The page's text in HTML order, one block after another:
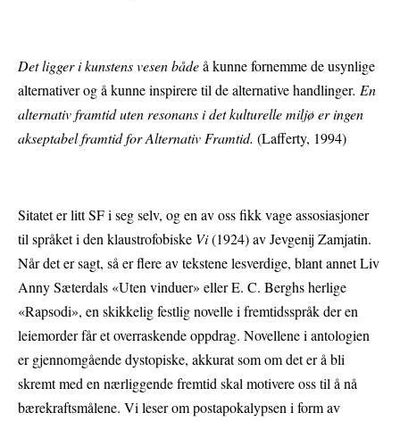
Det ligger i kunstens vesen bådeå kunne fornemme de usynlige
alternativer og å kunne inspirere til de alternative handlinger. En
alternativ framtid uten resonans i det kulturelle miljø er ingen
akseptabel framtid for Alternativ Framtid. (Lafferty, 1994)
Sitatet er litt SF i seg selv, og en av oss fikk vage assosiasjoner
til språket i den klaustrofobiske Vi(1924)av Jevgenij Zamjatin.
Når det er sagt, så er flere av tekstene lesverdige, blant annet Liv
Anny Sæterdals «Uten vinduer» eller E. C. Berghs herlige
«Rapsodi», en skikkelig festlig novelle i fremtidsspråk der en
leiemorder får et overraskende oppdrag. Novellene i antologien
er gjennomgående dystopiske, akkurat som om det er å bli
skremt med en nærliggende fremtid skal motivere oss til å nå
bærekraftsmålene. Vi leser om postapokalypsen i form av